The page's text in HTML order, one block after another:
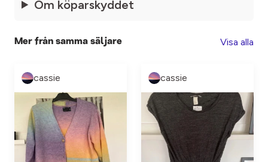
Om köparskyddet
Mer från samma säljare Visa alla
cassie cassie